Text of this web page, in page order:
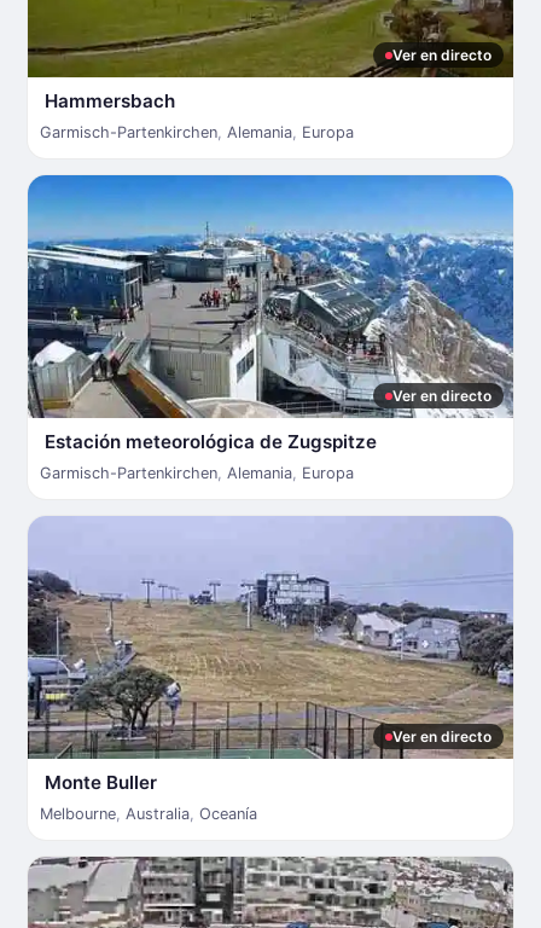
Ver en directo
Hammersbach
Garmisch-Partenkirchen, Alemania, Europa
Ver en directo
Estación meteorológica de Zugspitze
Garmisch-Partenkirchen, Alemania, Europa
Ver en directo
Monte Buller
Melbourne, Australia, Oceanía